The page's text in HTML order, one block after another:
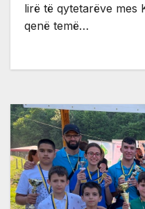
lirë të qytetarëve mes
qenë temë…